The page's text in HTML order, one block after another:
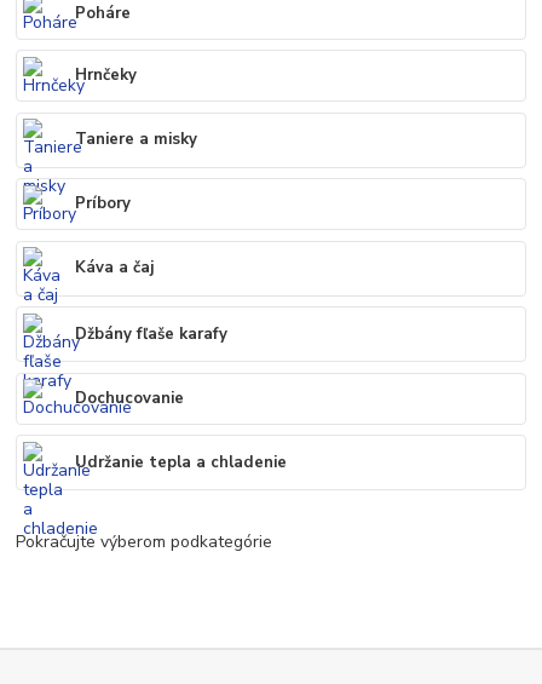
Poháre
Hrnčeky
Taniere a misky
Príbory
Káva a čaj
Džbány fľaše karafy
Dochucovanie
Udržanie tepla a chladenie
Pokračujte výberom podkategórie